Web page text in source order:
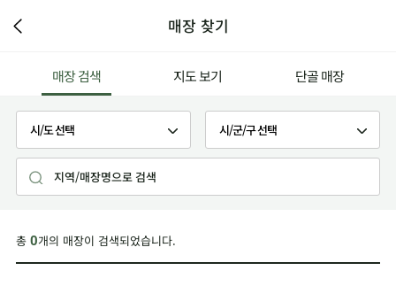
매장 찾기
매장 검색 지도 보기 단골 매장
총 0개의 매장이 검색되었습니다.